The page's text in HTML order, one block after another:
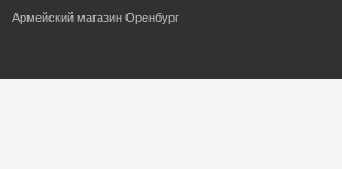
Армейский магазин Оренбург